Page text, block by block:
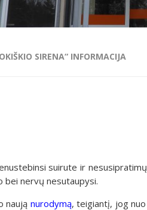
SIRENA“ INFORMACIJA
suirute ir
bei nervų nesutaupysi.
naują nurodymą, teigiantį, jog